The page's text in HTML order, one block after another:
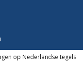
op Nederlandse tegels